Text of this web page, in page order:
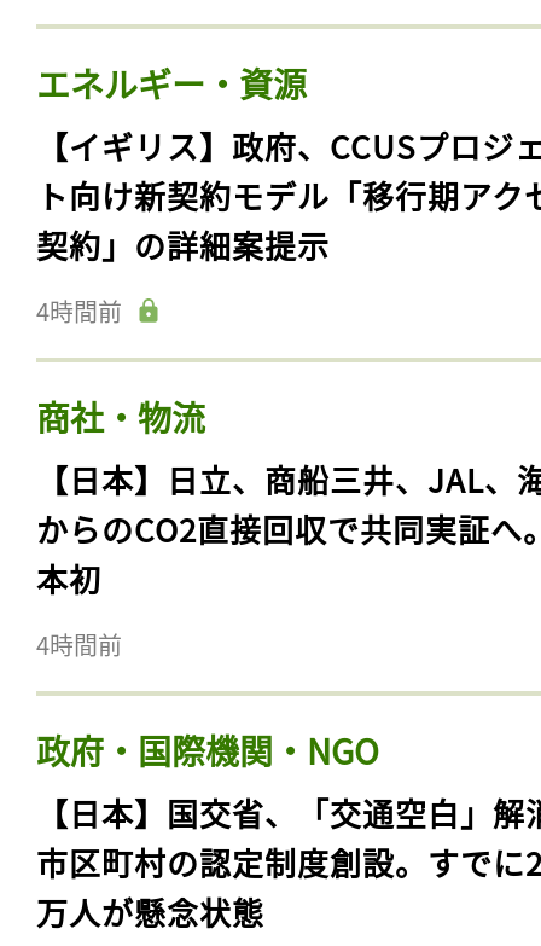
エネルギー・資源
【イギリス】政府、CCUSプロジ
ト向け新契約モデル「移行期アク
契約」の詳細案提示
4時間前
商社・物流
【日本】日立、商船三井、JAL、
からのCO2直接回収で共同実証へ
本初
4時間前
政府・国際機関・NGO
【日本】国交省、「交通空白」解
市区町村の認定制度創設。すでに
万人が懸念状態